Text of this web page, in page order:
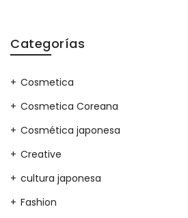
Categorías
Cosmetica
Cosmetica Coreana
Cosmética japonesa
Creative
cultura japonesa
Fashion